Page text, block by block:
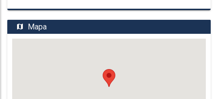
Mapa